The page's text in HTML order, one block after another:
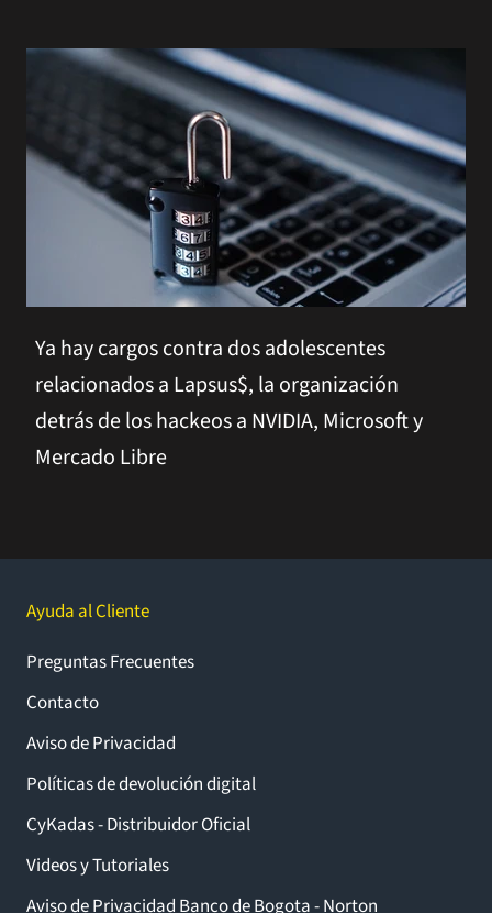
Ya hay cargos contra dos adolescentes
relacionados a Lapsus$, la organización
detrás de los hackeos a NVIDIA, Microsoft y
Mercado Libre
Ayuda al Cliente
Preguntas Frecuentes
Contacto
Aviso de Privacidad
Políticas de devolución digital
CyKadas - Distribuidor Oficial
Videos y Tutoriales
Aviso de Privacidad Banco de Bogota - Norton